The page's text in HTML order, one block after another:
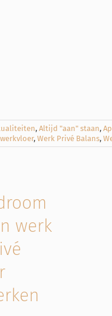
, Altijd "aan" staan,
, Werk Privé Balans,
werk